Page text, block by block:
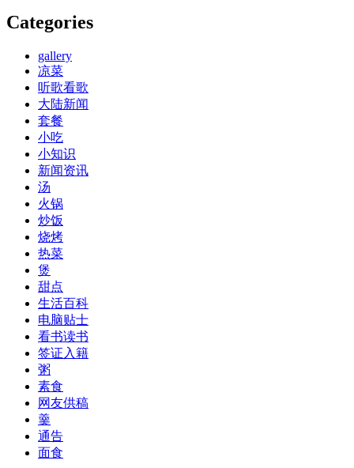
Categories
gallery
凉菜
听歌看歌
大陆新闻
套餐
小吃
小知识
新闻资讯
汤
火锅
炒饭
烧烤
热菜
煲
甜点
生活百科
电脑贴士
看书读书
签证入籍
粥
素食
网友供稿
羹
通告
面食